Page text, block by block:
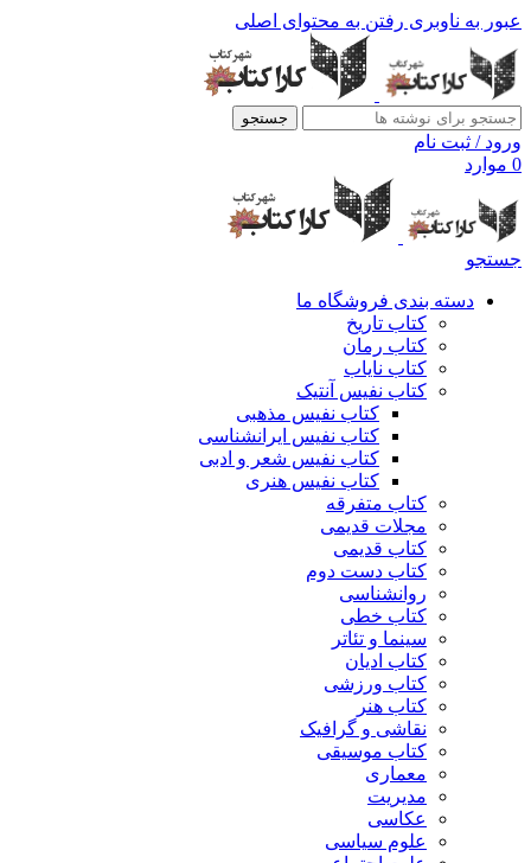
عبور به ناوبری رفتن به محتوای اصلی
جستجو
ورود / ثبت نام
0 موارد
جستجو
دسته بندی فروشگاه ما
کتاب تاریخ
کتاب رمان
کتاب نایاب
کتاب نفیس آنتیک
کتاب نفیس مذهبی
کتاب نفیس ایرانشناسی
کتاب نفیس شعر و ادبی
کتاب نفیس هنری
کتاب متفرقه
مجلات قدیمی
کتاب قدیمی
کتاب دست دوم
روانشناسی
کتاب خطی
سینما و تئاتر
کتاب ادیان
کتاب ورزشی
کتاب هنر
نقاشی و گرافیک
کتاب موسیقی
معماری
مدیریت
عکاسی
علوم سیاسی